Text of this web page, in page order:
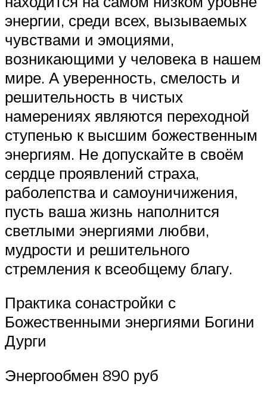
энергии, среди всех, вызываемых
чувствами и эмоциями,
возникающими у человека в нашем
мире. А уверенность, смелость и
решительность в чистых
намерениях являются переходной
ступенью к высшим божественным
энергиям. Не допускайте в своём
сердце проявлений страха,
раболепства и самоуничижения,
пусть ваша жизнь наполнится
светлыми энергиями любви,
мудрости и решительного
стремления к всеобщему благу.
Практика сонастройки с
Божественными энергиями Богини
Дурги
Энергообмен 890 руб